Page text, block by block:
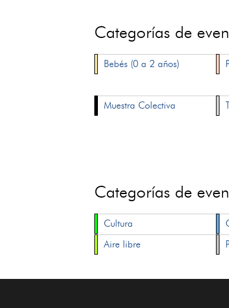
Categorías de
Bebés (0 a 2 años)
Muestra Colectiva
Categorías de
Cultura
Aire libre